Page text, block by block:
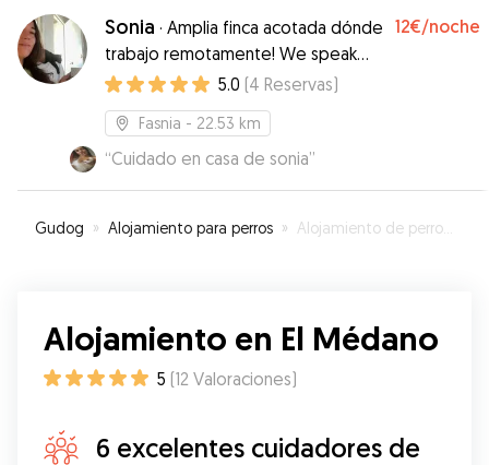
Sonia · Amplia finca acotada dónde
trabajo remotamente! We speak
English!
12€/noche
5.0 (4 Reservas)
Fasnia - 22.53 km
“Cuidado en casa de sonia”
Gudog » Alojamiento para perros » Alojamiento de perros en El Médano
Alojamiento en El Médano
5 (12 Valoraciones)
6 excelentes cuidadores de